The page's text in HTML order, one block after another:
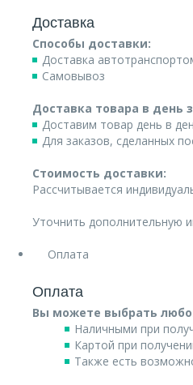
Доставка
Способы доставки:
Доставка
Самовывоз
Доставка товара в день
Доставим товар день в
Для заказов, сделанных
Стоимость доставки:
Рассчитывается
Уточнить
Оплата
Оплата
Вы можете выбрать
Наличными при
Картой при
Также есть